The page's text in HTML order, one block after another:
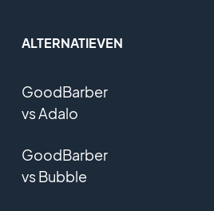
ALTERNATIEVEN
GoodBarber
vs Adalo
GoodBarber
vs Bubble